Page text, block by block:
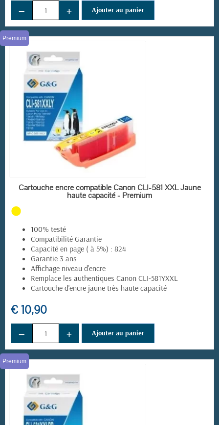
− + Ajouter au panier
EN STOCK
Premium
Cartouche encre compatible Canon CLI-581 XXL Jaune
haute capacité - Premium
100% testé
Compatibilité Garantie
Capacité en page ( à 5%) : 824
Garantie 3 ans
Affichage niveau d'encre
Remplace les authentiques Canon CLI-581YXXL
Cartouche d'encre jaune très haute capacité
€ 10,90
− + Ajouter au panier
Premium